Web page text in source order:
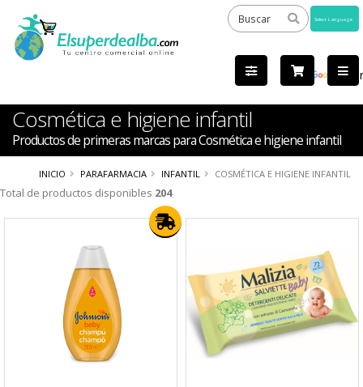
by
Cosmética e higiene infantil
Productos de primeras marcas para Cosmética e higiene infantil
INICIO PARAFARMACIA INFANTIL COSMÉTICA E HIGIENE INFANTIL
Total de productos disponibles 204